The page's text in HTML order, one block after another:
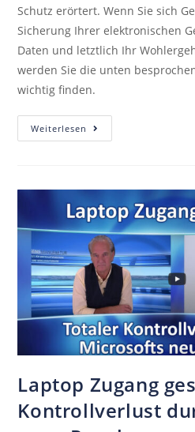
Schutz erörtert. Wenn Sie sich
Sicherung Ihrer elektronischen
Daten und letztlich Ihr
werden Sie die unten
wichtig finden.
Weiterlesen
Laptop Zugang
Kontrollverlust